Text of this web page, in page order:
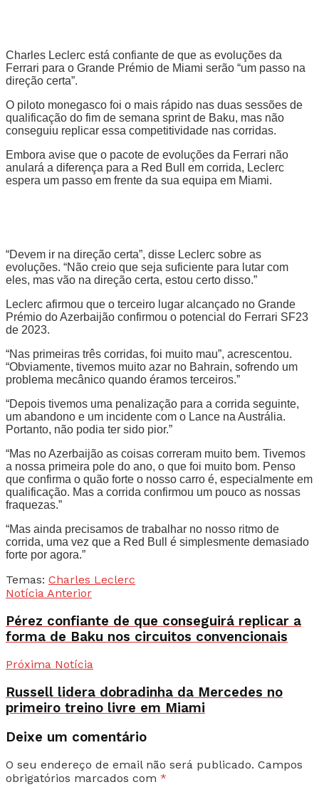
Charles Leclerc está confiante de que as evoluções da
Ferrari para o Grande Prémio de Miami serão “um passo na
direção certa”.
O piloto monegasco foi o mais rápido nas duas sessões de
qualificação do fim de semana sprint de Baku, mas não
conseguiu replicar essa competitividade nas corridas.
Embora avise que o pacote de evoluções da Ferrari não
anulará a diferença para a Red Bull em corrida, Leclerc
espera um passo em frente da sua equipa em Miami.
“Devem ir na direção certa”, disse Leclerc sobre as
evoluções. “Não creio que seja suficiente para lutar com
eles, mas vão na direção certa, estou certo disso.”
Leclerc afirmou que o terceiro lugar alcançado no Grande
Prémio do Azerbaijão confirmou o potencial do Ferrari SF23
de 2023.
“Nas primeiras três corridas, foi muito mau”, acrescentou.
“Obviamente, tivemos muito azar no Bahrain, sofrendo um
problema mecânico quando éramos terceiros.”
“Depois tivemos uma penalização para a corrida seguinte,
um abandono e um incidente com o Lance na Austrália.
Portanto, não podia ter sido pior.”
“Mas no Azerbaijão as coisas correram muito bem. Tivemos
a nossa primeira pole do ano, o que foi muito bom. Penso
que confirma o quão forte o nosso carro é, especialmente em
qualificação. Mas a corrida confirmou um pouco as nossas
fraquezas.”
“Mas ainda precisamos de trabalhar no nosso ritmo de
corrida, uma vez que a Red Bull é simplesmente demasiado
forte por agora.”
Temas: Charles Leclerc
Notícia Anterior
Pérez confiante de que conseguirá replicar a
forma de Baku nos circuitos convencionais
Próxima Notícia
Russell lidera dobradinha da Mercedes no
primeiro treino livre em Miami
Deixe um comentário
O seu endereço de email não será publicado. Campos
obrigatórios marcados com *